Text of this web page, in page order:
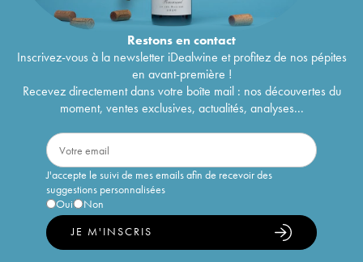
Restons encontact
Inscrivez-vous à la newsletter iDealwine et profitez de nos pépites
en avant-première !
Recevez directement dans votre boîte mail : nos découvertes du
moment, ventes exclusives, actualités, analyses...
J'accepte le suivi de mes emails afin de recevoir des
suggestions personnalisées
Oui
Non
JE M'INSCRIS